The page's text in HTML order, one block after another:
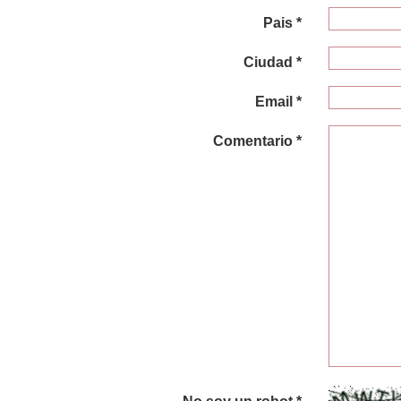
Pais *
Ciudad *
Email *
Comentario *